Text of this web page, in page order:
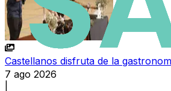
Castellanos disfruta de la
7 ago 2026